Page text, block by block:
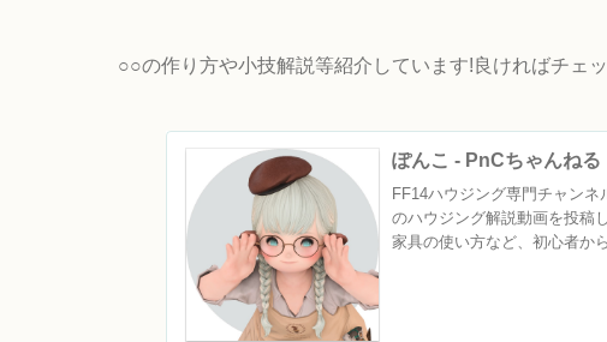
○○の作り方や小技解説等紹介しています!良ければチェ
ぽんこ - PnCちゃんねる
FF14ハウジング専門チャンネ
のハウジング解説動画を投稿
家具の使い方など、初心者か